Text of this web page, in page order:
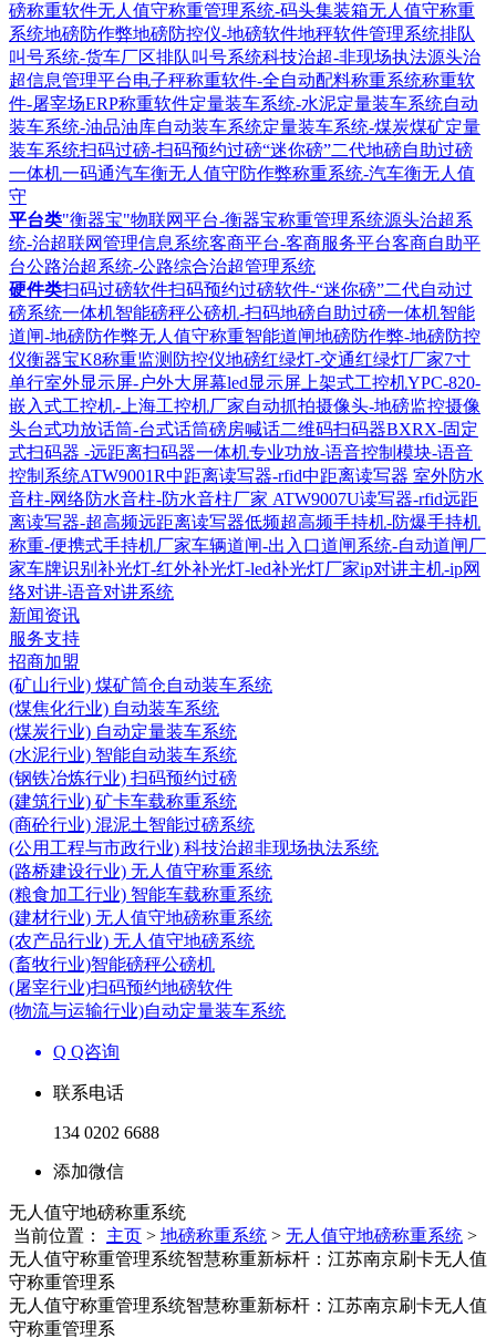
磅称重软件无人值守称重管理系统-码头集装箱无人值守称重
系统地磅防作弊地磅防控仪-地磅软件地秤软件管理系统排队
叫号系统-货车厂区排队叫号系统科技治超-非现场执法源头治
超信息管理平台电子秤称重软件-全自动配料称重系统称重软
件-屠宰场ERP称重软件定量装车系统-水泥定量装车系统自动
装车系统-油品油库自动装车系统定量装车系统-煤炭煤矿定量
装车系统扫码过磅-扫码预约过磅“迷你磅”二代地磅自助过磅
一体机一码通汽车衡无人值守防作弊称重系统-汽车衡无人值
守
平台类"衡器宝"物联网平台-衡器宝称重管理系统源头治超系
统-治超联网管理信息系统客商平台-客商服务平台客商自助平
台公路治超系统-公路综合治超管理系统
硬件类扫码过磅软件扫码预约过磅软件-“迷你磅”二代自动过
磅系统一体机智能磅秤公磅机-扫码地磅自助过磅一体机智能
道闸-地磅防作弊无人值守称重智能道闸地磅防作弊-地磅防控
仪衡器宝K8称重监测防控仪地磅红绿灯-交通红绿灯厂家7寸
单行室外显示屏-户外大屏幕led显示屏上架式工控机YPC-820-
嵌入式工控机-上海工控机厂家自动抓拍摄像头-地磅监控摄像
头台式功放话筒-台式话筒磅房喊话二维码扫码器BXRX-固定
式扫码器 -远距离扫码器一体机专业功放-语音控制模块-语音
控制系统ATW9001R中距离读写器-rfid中距离读写器 室外防水
音柱-网络防水音柱-防水音柱厂家 ATW9007U读写器-rfid远距
离读写器-超高频远距离读写器低频超高频手持机-防爆手持机
称重-便携式手持机厂家车辆道闸-出入口道闸系统-自动道闸厂
家车牌识别补光灯-红外补光灯-led补光灯厂家ip对讲主机-ip网
络对讲-语音对讲系统
新闻资讯
服务支持
招商加盟
(矿山行业) 煤矿筒仓自动装车系统
(煤焦化行业) 自动装车系统
(煤炭行业) 自动定量装车系统
(水泥行业) 智能自动装车系统
(钢铁冶炼行业) 扫码预约过磅
(建筑行业) 矿卡车载称重系统
(商砼行业) 混泥土智能过磅系统
(公用工程与市政行业) 科技治超非现场执法系统
(路桥建设行业) 无人值守称重系统
(粮食加工行业) 智能车载称重系统
(建材行业) 无人值守地磅称重系统
(农产品行业) 无人值守地磅系统
(畜牧行业)智能磅秤公磅机
(屠宰行业)扫码预约地磅软件
(物流与运输行业)自动定量装车系统
Q Q咨询
联系电话
134 0202 6688
添加微信
无人值守地磅称重系统
当前位置： 主页 > 地磅称重系统 > 无人值守地磅称重系统 >
无人值守称重管理系统智慧称重新标杆：江苏南京刷卡无人值
守称重管理系
无人值守称重管理系统智慧称重新标杆：江苏南京刷卡无人值
守称重管理系